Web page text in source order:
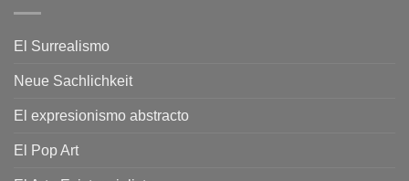
El Surrealismo
Neue Sachlichkeit
El expresionismo abstracto
El Pop Art